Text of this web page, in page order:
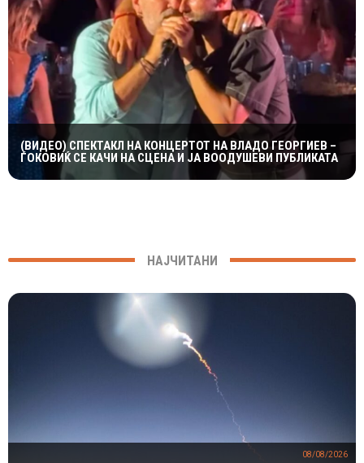
(ВИДЕО) СПЕКТАКЛ НА КОНЦЕРТОТ НА ВЛАДО ГЕОРГИЕВ –
ЃОКОВИЌ СЕ КАЧИ НА СЦЕНА И ЈА ВООДУШЕВИ ПУБЛИКАТА
НАЈЧИТАНИ
08/08/2026